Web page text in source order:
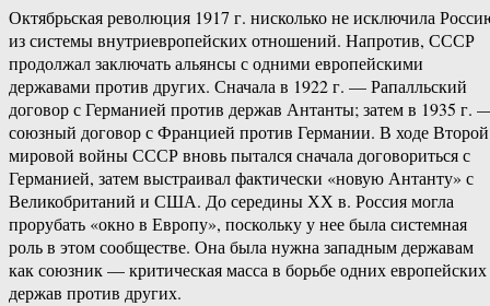
Октябрьская революция 1917 г. нисколько не исключила
из системы внутриевропейских отношений. Напротив, СССР
продолжал заключать альянсы с одними европейскими
державами против других. Сначала в 1922 г. — Рапалльский
договор с Германией против держав Антанты; затем в 1935 г.
союзный договор с Францией против Германии. В ходе Второй
мировой войны СССР вновь пытался сначала договориться с
Германией, затем выстраивал фактически «новую Антанту» с
Великобританий и США. До середины ХХ в. Россия могла
прорубать «окно в Европу», поскольку у нее была системная
роль в этом сообществе. Она была нужна западным державам
как союзник — критическая масса в борьбе одних европейских
держав против других.